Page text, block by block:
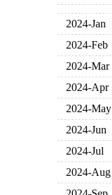
2024-Jan
2024-Feb
2024-Mar
2024-Apr
2024-May
2024-Jun
2024-Jul
2024-Aug